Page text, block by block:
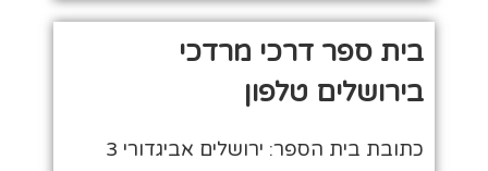
בית ספר דרכי מרדכי
בירושלים טלפון
כתובת בית הספר: ירושלים אביגדורי 3